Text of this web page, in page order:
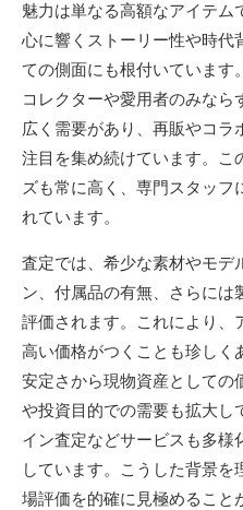
魅力は単なる高額なアイテ
心に響くストーリー性や時代
ての側面にも根付いています
コレクターや愛用者のみなら
広く需要があり、再販やコ
注目を集め続けています。こ
ズも常に高く、専門スタッフ
れています。
査定では、希少な素材やモデ
ン、付属品の有無、さらに
評価されます。これにより、
高い価格がつくことも珍しく
安定さから現物資産としての
や投資目的での需要も拡大し
イン査定などサービスも多
しています。こうした背景
場評価を的確に見極めること